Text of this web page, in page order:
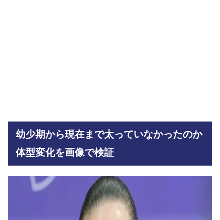
幼少期から現在まで太っていなかったのか
体型変化を画像で検証